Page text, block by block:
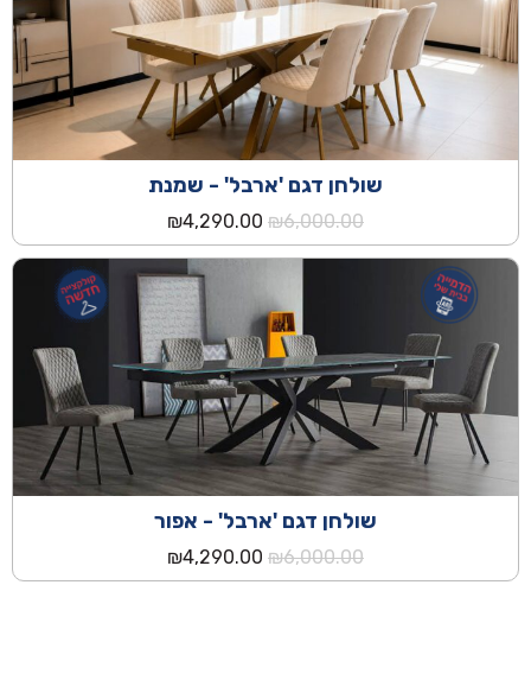
שולחן דגם 'ארבל' - שמנת
₪6,000.00
המחיר
המקורי
היה:
₪6,000.00.
₪4,290.00
הנוכחי
הוא:
₪4,290.00.
שולחן דגם 'ארבל' - אפור
₪6,000.00
המחיר
המקורי
₪4,290.00
הנוכחי